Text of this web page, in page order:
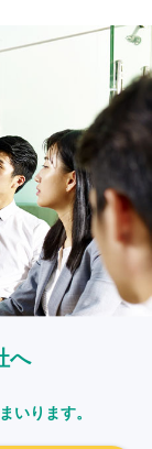
へ
いります。